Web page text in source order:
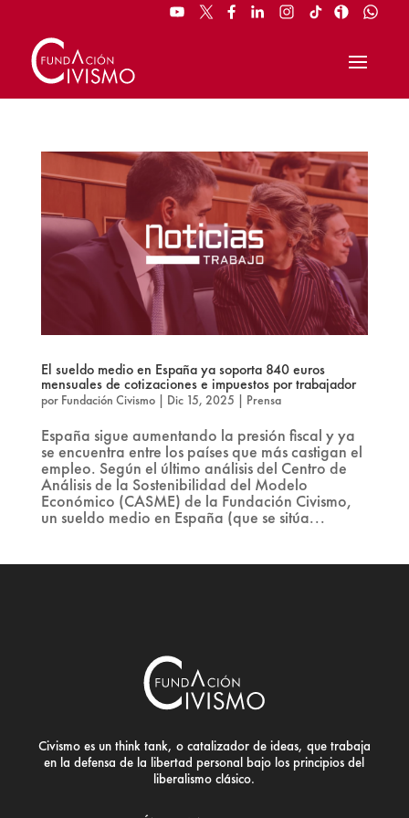
El sueldo medio en España ya soporta 840 euros
mensuales de cotizaciones e impuestos por trabajador
por Fundación Civismo| Dic 15, 2025 Prensa
España sigue aumentando la presión fiscal y ya
se encuentra entre los países que más castigan el
empleo. Según el último análisis del Centro de
Análisis de la Sostenibilidad del Modelo
Económico (CASME) de la Fundación Civismo,
un sueldo medio en España (que se sitúa...
Civismo es un think tank, o catalizador de ideas, que trabaja
en la defensa de la libertad personal bajo los principios del
liberalismo clásico.